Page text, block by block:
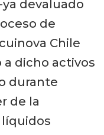
devaluado
de
Chile
a dicho activos
durante
de la